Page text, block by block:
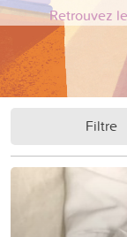
Retrouvez
Filtre